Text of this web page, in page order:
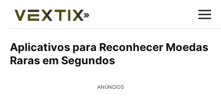
Aplicativos para Reconhecer Moedas
Raras em Segundos
ANÚNCIOS